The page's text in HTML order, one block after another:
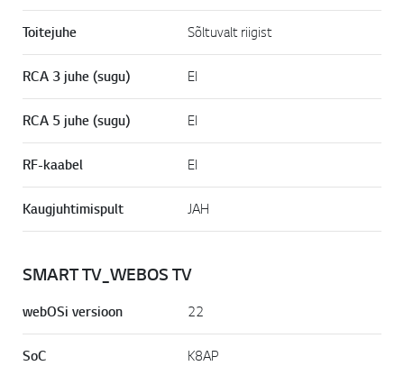
Toitejuhe Sõltuvalt riigist
RCA 3 juhe (sugu) EI
RCA 5 juhe (sugu) EI
RF-kaabel EI
Kaugjuhtimispult JAH
SMART TV_WEBOS TV
webOSi versioon 22
SoC K8AP